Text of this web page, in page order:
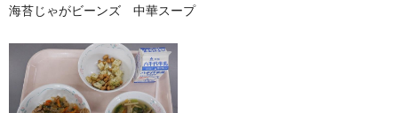
海苔じゃがビーンズ 中華スープ